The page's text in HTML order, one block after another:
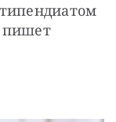
пишет